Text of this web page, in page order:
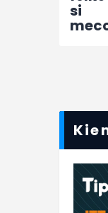
si